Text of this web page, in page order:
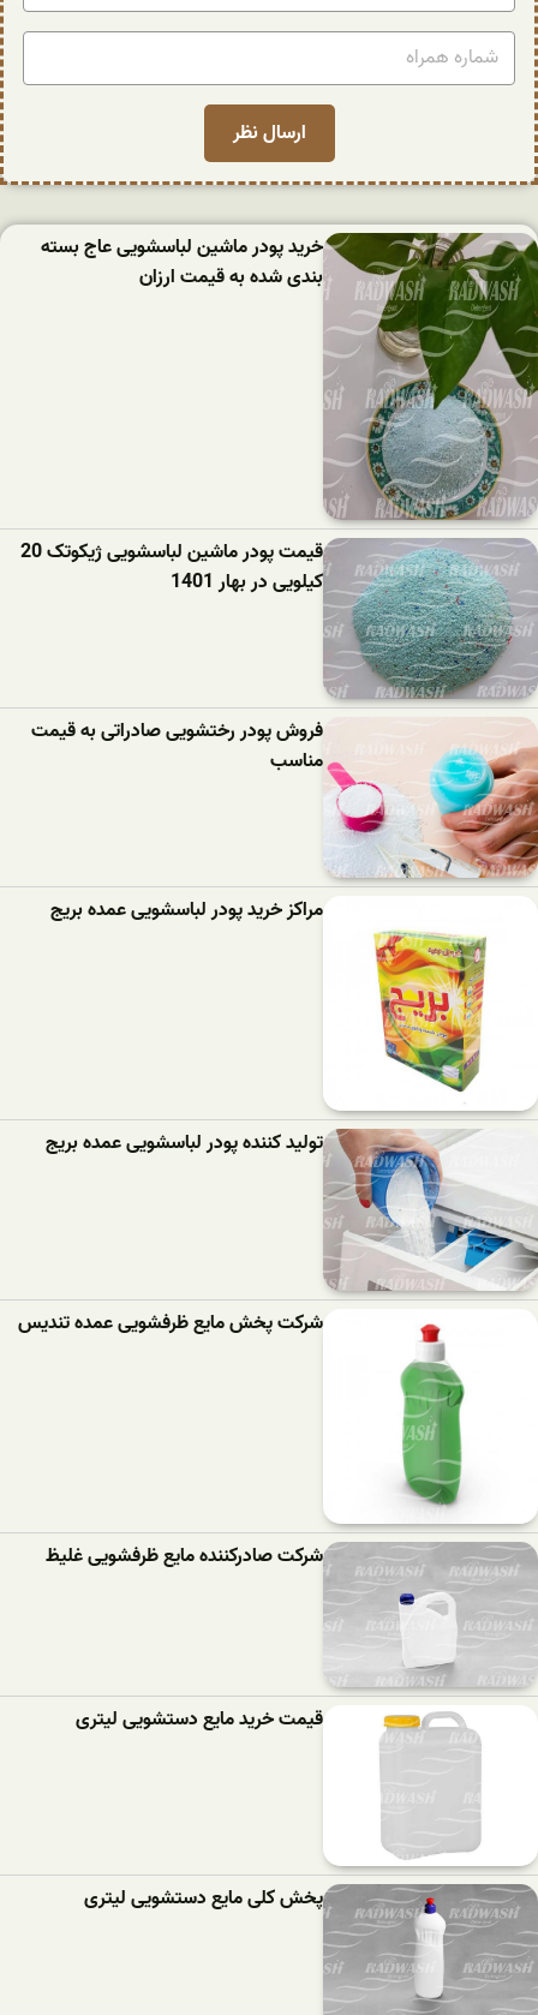
خرید پودر ماشین لباسشویی عاج بسته
بندی شده به قیمت ارزان
قیمت پودر ماشین لباسشویی ژیکوتک 20
کیلویی در بهار 1401
فروش پودر رختشویی صادراتی به قیمت
مناسب
مراکز خرید پودر لباسشویی عمده بریج
تولید کننده پودر لباسشویی عمده بریج
شرکت پخش مایع ظرفشویی عمده تندیس
شرکت صادرکننده مایع ظرفشویی غلیظ
قیمت خرید مایع دستشویی لیتری
پخش کلی مایع دستشویی لیتری